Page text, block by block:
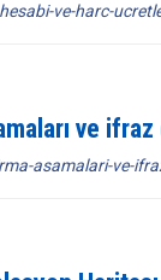
ve-harc-
ve
asamalari-ve-